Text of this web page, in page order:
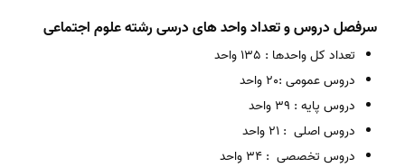
سرفصل دروس و تعداد واحد های درسی رشته علوم اجتماعی
تعداد کل واحدها : 135 واحد
دروس عمومی :20 واحد
دروس پایه : 39 واحد
دروس اصلی : 21 واحد
دروس تخصصی : 34 واحد